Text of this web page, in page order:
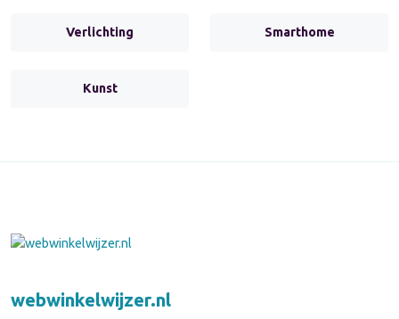
Verlichting Smarthome
Kunst
webwinkelwijzer.nl